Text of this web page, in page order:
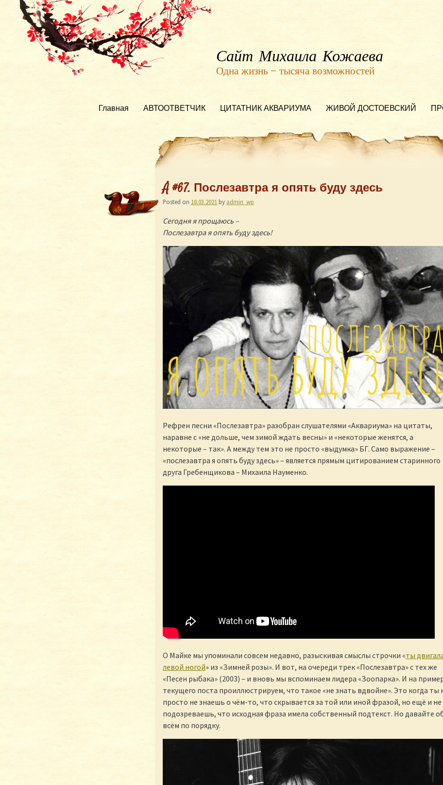
Сайт Михаила Кожаева
Одна жизнь — тысяча возможностей
Главная АВТООТВЕТЧИК ЦИТАТНИК АКВАРИУМА ЖИВОЙ ДОСТОЕВСКИЙ
Å #67. Послезавтра я опять буду здесь
Posted on 18.03.2021 by admin_wp
Сегодня я прощаюсь –
Послезавтра я опять буду здесь!
Рефрен песни «Послезавтра» разобран слушателями «Аквариума» на цитаты,
наравне с «не дольше, чем зимой ждать весны» и «некоторые женятся, а
некоторые – так». А между тем это не просто «выдумка» БГ. Само выражение –
«послезавтра я опять буду здесь» – является прямым цитированием старинного
друга Гребенщикова – Михаила Науменко.
О Майке мы упоминали совсем недавно, разыскивая смыслы строчки «ты
левой ногой» из «Зимней розы». И вот, на очереди трек «Послезавтра» с тех же
«Песен рыбака» (2003) – и вновь мы вспоминаем лидера «Зоопарка». И на
текущего поста проиллюстрируем, что такое «не знать вдвойне». Это когда ты
просто не знаешь о чём-то, что скрывается за той или иной фразой, но ещё и не
подозреваешь, что исходная фраза имела собственный подтекст. Но давайте
всём по порядку.